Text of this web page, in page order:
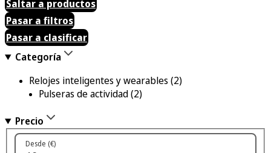
Saltar a productos
Pasar a filtros
Pasar a clasificar
Categoría
Relojes inteligentes y wearables (2)
Pulseras de actividad(2)
Precio
Desde (€)